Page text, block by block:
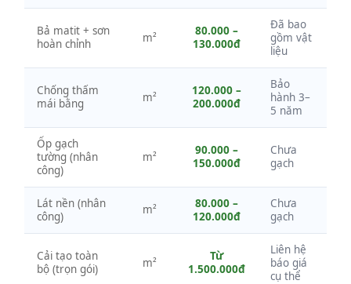
Bả matit + sơn
hoàn chỉnh
m²
80.000 –
130.000đ
Đã bao
gồm vật
liệu
Chống thấm
mái bằng
m²
120.000 –
200.000đ
Bảo
hành 3–
5 năm
Ốp gạch
tường (nhân
công)
m²
90.000 –
150.000đ
Chưa
gạch
Lát nền (nhân
công)
m²
80.000 –
120.000đ
Chưa
gạch
Cải tạo toàn
bộ (trọn gói)
m²
Từ
1.500.000đ
Liên hệ
báo giá
cụ thể